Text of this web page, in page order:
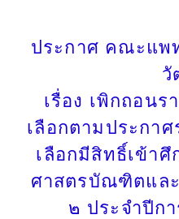
ประกาศ คณะแพ
เรื่อง เพิกถอน
เลือกตามประกา
เลือกมีสิทธิ์เข้า
ศาสตรบัณฑิตแล
๒ ประจำปีก